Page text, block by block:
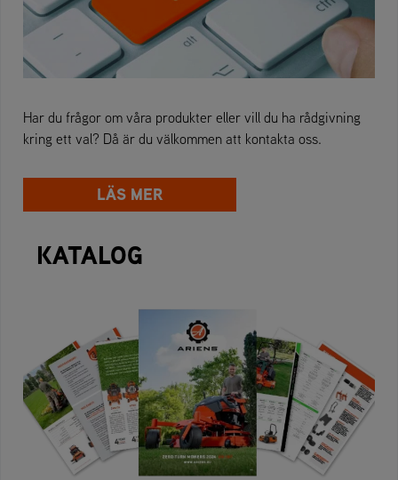
Har du frågor om våra produkter eller vill du ha rådgivning
kring ett val? Då är du välkommen att kontakta oss.
LÄS MER
KATALOG